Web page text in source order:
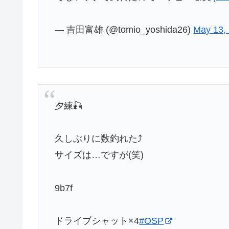
— 吉田富雄 (@tomio_yoshida26) May 13,
夕練🎣
久しぶりに数釣れた⤴️
サイズは…ですが(笑)
9b7f
ドライブシャット×4#OSP